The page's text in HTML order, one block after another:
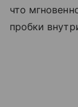
что
пробки